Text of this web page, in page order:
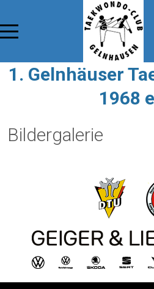
1. Gelnhäuser
1968
Bildergalerie